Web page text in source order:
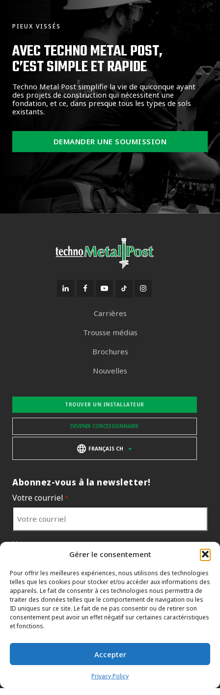
Gérer le consentement
Pour offrir les meilleures expériences, nous utilisons des technologies
telles que les cookies pour stocker et/ou accéder aux informations des
appareils. Le fait de consentir à ces technologies nous permettra de
traiter des données telles que le comportement de navigation ou les
ID uniques sur ce site. Le fait de ne pas consentir ou de retirer son
consentement peut avoir un effet négatif sur certaines caractéristiques
et fonctions.
Accepter
Privacy Policy
PIEUX VISSÉS
AVEC TECHNO METAL POST,
C’EST SIMPLE ET RAPIDE
Techno Metal Post simplifie la vie de quiconque ayant
des projets de construction qui nécessitent une
fondation, et ce, dans presque tous les types de sols
existants.
DEMANDER UNE SOUMISSION
Carrières
Trousse médias
Brochures
Nouvelles
TROUVER UN INSTALLATEUR
DEVENIR CONCESSIONNAIRE
FRANÇAIS CH
Abonnez-vous à la newsletter!
Votre courriel *
Votre pays*
POLITIQUES DE PROTECTION DES RENSEIGNEMENTS PERSONNELS
HTML SITEMAP
TERMES ET CONDITIONS